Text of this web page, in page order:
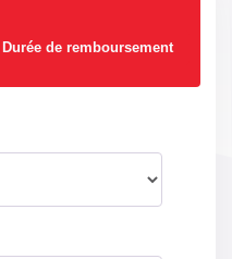
Durée de remboursement